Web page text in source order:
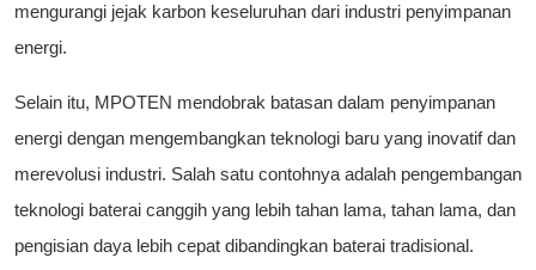
mengurangi jejak karbon keseluruhan dari industri penyimpanan
energi.
Selain itu, MPOTEN mendobrak batasan dalam penyimpanan
energi dengan mengembangkan teknologi baru yang inovatif dan
merevolusi industri. Salah satu contohnya adalah pengembangan
teknologi baterai canggih yang lebih tahan lama, tahan lama, dan
pengisian daya lebih cepat dibandingkan baterai tradisional.